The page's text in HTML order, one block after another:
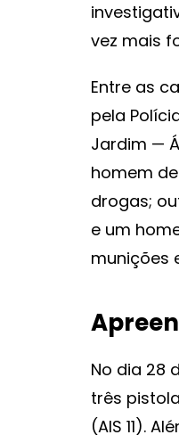
vez mais
Entre as
pela
Jardim —
homem
drogas;
e um
munições
No dia 28
três
(AIS 11).